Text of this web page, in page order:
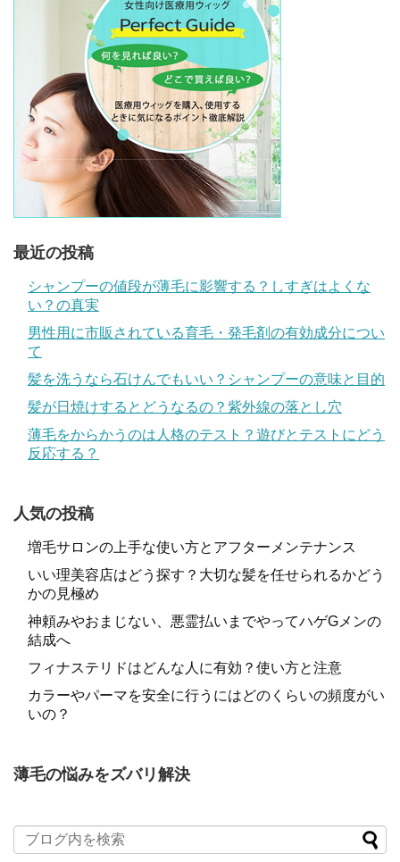
最近の投稿
シャンプーの値段が薄毛に影響する？しすぎはよくな
い？の真実
男性用に市販されている育毛・発毛剤の有効成分につい
て
髪を洗うなら石けんでもいい？シャンプーの意味と目的
髪が日焼けするとどうなるの？紫外線の落とし穴
薄毛をからかうのは人格のテスト？遊びとテストにどう
反応する？
人気の投稿
増毛サロンの上手な使い方とアフターメンテナンス
いい理美容店はどう探す？大切な髪を任せられるかどう
かの見極め
神頼みやおまじない、悪霊払いまでやってハゲGメンの
結成へ
フィナステリドはどんな人に有効？使い方と注意
カラーやパーマを安全に行うにはどのくらいの頻度がい
いの？
薄毛の悩みをズバリ解決